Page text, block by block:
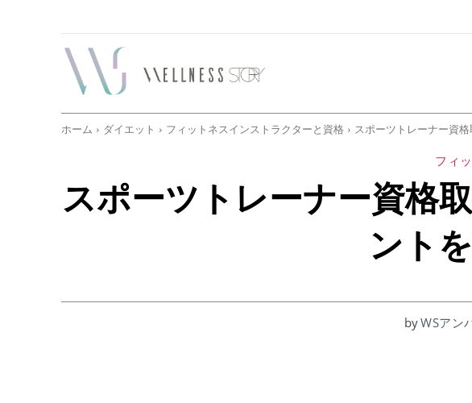
ホーム ダイエット フィットネスインストラクターと資格 スポーツトレーナー資
フィ
スポーツトレーナー資格
ント
byWSアン